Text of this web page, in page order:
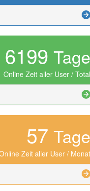
6199 Tage
Online Zeit aller User / Total
57 Tage
Zeit aller User / Monat